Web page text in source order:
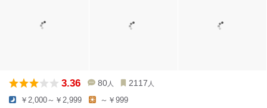
3.36 80 人 2117 人
￥2,000～￥2,999 ～￥999